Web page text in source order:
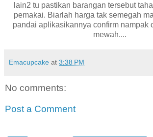
lain2 tu pastikan barangan tersebut
pemakai. Biarlah harga tak semegah
pandai aplikasikannya confirm nampak
mewah....
Emacupcake at 3:38 PM
No comments:
Post a Comment